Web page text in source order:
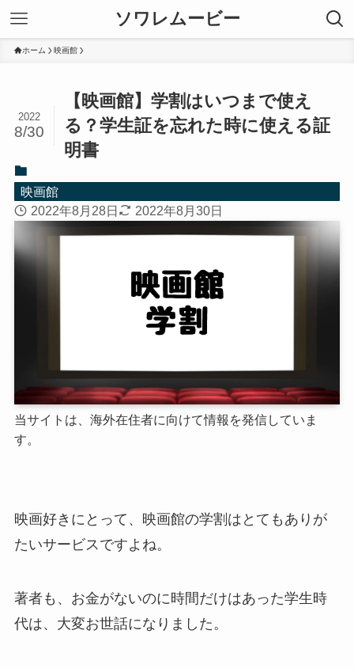
ソワレムービー
ホーム 映画館
【映画館】学割はいつまで使え
る？学生証を忘れた時に使える証
明書
2022
8/30
映画館
2022年8月28日
2022年8月30日
当サイトは、海外在住者に向けて情報を発信していま
す。
映画好きにとって、映画館の学割はとてもありが
たいサービスですよね。
著者も、お金がないのに時間だけはあった学生時
代は、大変お世話になりました。